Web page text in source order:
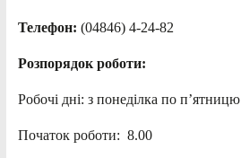
Телефон: (04846) 4-24-82
Розпорядок роботи:
Робочі дні: з понеділка по п’ятницю
Початок роботи: 8.00